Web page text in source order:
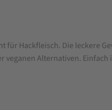
für Hackfleisch. Die leckere
Alternativen.